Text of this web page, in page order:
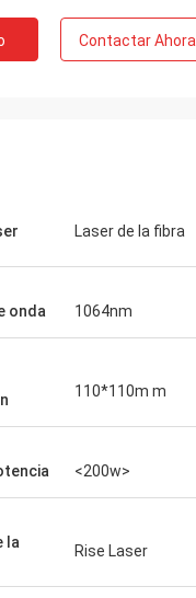
paquetes
multan!
Contactar Ahora
Laser de la fibra
onda 1064nm
110*110m m
<200w>
la
Rise Laser